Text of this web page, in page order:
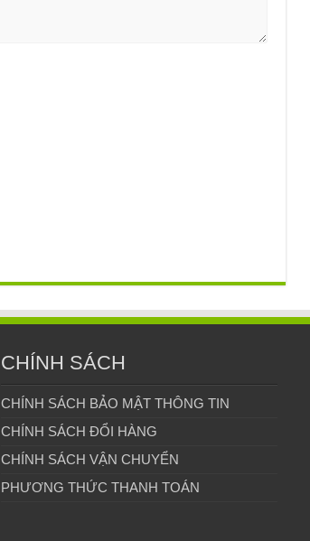
CHÍNH SÁCH
CHÍNH SÁCH BẢO MẬT THÔNG TIN
CHÍNH SÁCH ĐỔI HÀNG
CHÍNH SÁCH VẬN CHUYỂN
PHƯƠNG THỨC THANH TOÁN